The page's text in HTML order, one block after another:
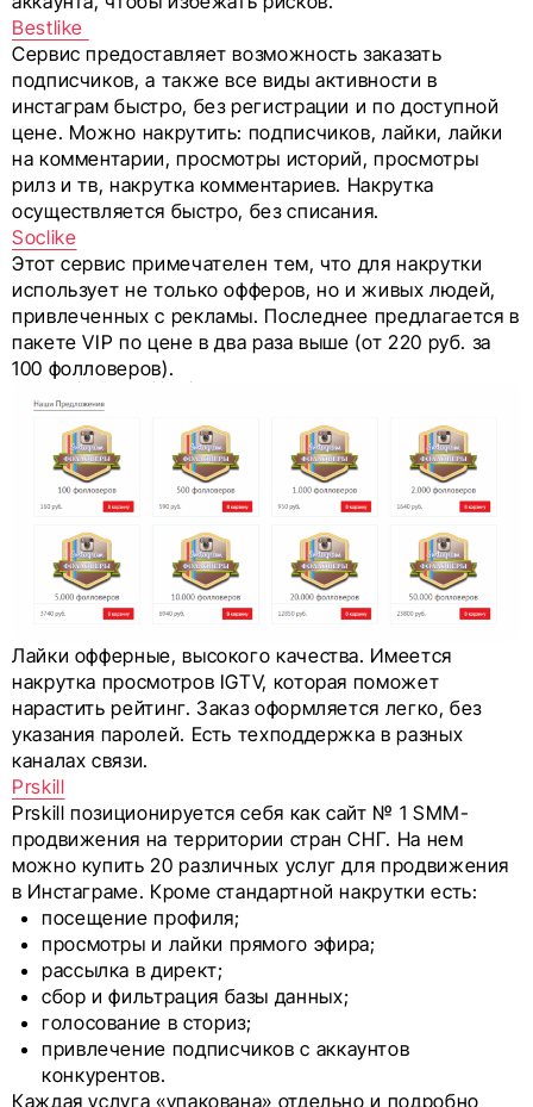
Bestlike
Сервис предоставляет возможность заказать
подписчиков, а также все виды активности в
инстаграм быстро, без регистрации и по доступной
цене. Можно накрутить: подписчиков, лайки, лайки
на комментарии, просмотры историй, просмотры
рилз и тв, накрутка комментариев. Накрутка
осуществляется быстро, без списания.
Soclike
Этот сервис примечателен тем, что для накрутки
использует не только офферов, но и живых людей,
привлеченных с рекламы. Последнее предлагается в
пакете VIP по цене в два раза выше (от 220 руб. за
100 фолловеров).
Лайки офферные, высокого качества. Имеется
накрутка просмотров IGTV, которая поможет
нарастить рейтинг. Заказ оформляется легко, без
указания паролей. Есть техподдержка в разных
каналах связи.
Prskill
Prskill позиционируется себя как сайт № 1 SMM-
продвижения на территории стран СНГ. На нем
можно купить 20 различных услуг для продвижения
в Инстаграме. Кроме стандартной накрутки есть:
посещение профиля;
просмотры и лайки прямого эфира;
рассылка в директ;
сбор и фильтрация базы данных;
голосование в сториз;
привлечение подписчиков с аккаунтов
конкурентов.
Каждая услуга «упакована» отдельно и подробно